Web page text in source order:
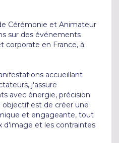
Cérémonie et Animateur
sur des événements
corporate en France, à
accueillant
j'assure
avec énergie, précision
est de créer une
et engageante, tout
d'image et les contraintes